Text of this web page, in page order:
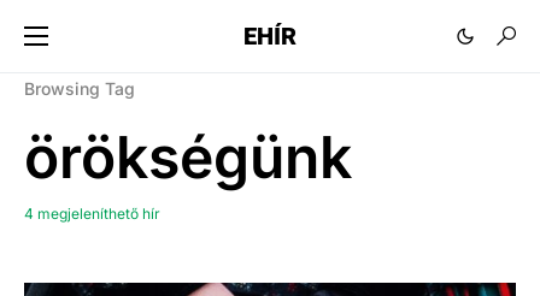
EHÍR
Browsing Tag
örökségünk
4 megjeleníthető hír